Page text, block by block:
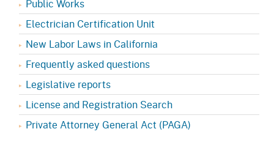
Public Works
Electrician Certification Unit
New Labor Laws in California
Frequently asked questions
Legislative reports
License and Registration Search
Private Attorney General Act (PAGA)